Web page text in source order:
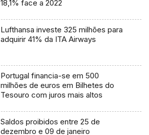
18,1% face a 2022
Lufthansa investe 325 milhões para
adquirir 41% da ITA Airways
Portugal financia-se em 500
milhões de euros em Bilhetes do
Tesouro com juros mais altos
Saldos proibidos entre 25 de
dezembro e 09 de janeiro